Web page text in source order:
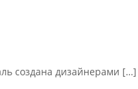
создана дизайнерами […]